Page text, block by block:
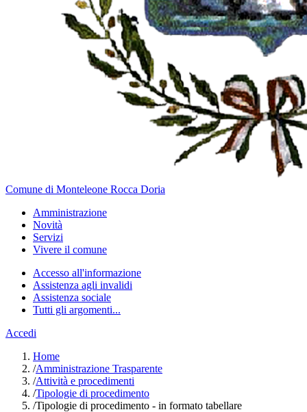
Comune di Monteleone Rocca Doria
Amministrazione
Novità
Servizi
Vivere il comune
Accesso all'informazione
Assistenza agli invalidi
Assistenza sociale
Tutti gli argomenti...
Accedi
Home
/Amministrazione Trasparente
/Attività e procedimenti
/Tipologie di procedimento
/Tipologie di procedimento - in formato tabellare